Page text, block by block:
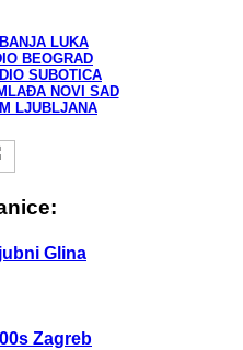
LUKA
BEOGRAD
SUBOTICA
NOVI SAD
LJUBLJANA
Glina
Zagreb